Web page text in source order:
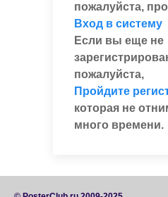
пожалуйста,
Вход в систему
Если вы еще не
пожалуйста,
Пройдите
которая не
много времени.